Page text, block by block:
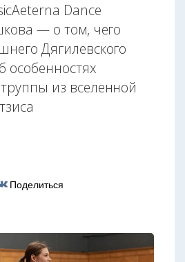
Dance
— о том, чего
Дягилевского
особенностях
из вселенной
Поделиться